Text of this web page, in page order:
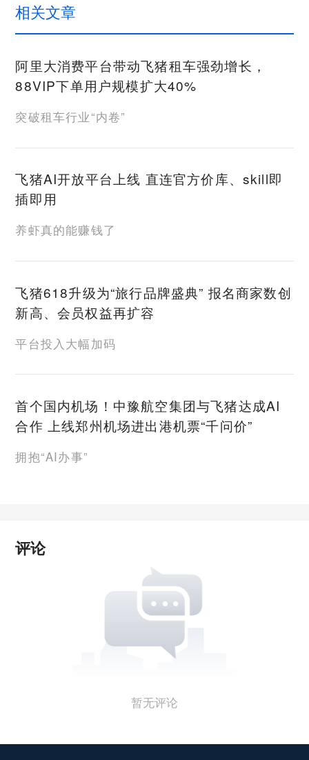
相关文章
阿里大消费平台带动飞猪租车强劲增长，
88VIP下单用户规模扩大40%
突破租车行业“内卷”
飞猪AI开放平台上线 直连官方价库、skill即
插即用
养虾真的能赚钱了
飞猪618升级为“旅行品牌盛典” 报名商家数创
新高、会员权益再扩容
平台投入大幅加码
首个国内机场！中豫航空集团与飞猪达成AI
合作 上线郑州机场进出港机票“千问价”
拥抱“AI办事”
评论
暂无评论